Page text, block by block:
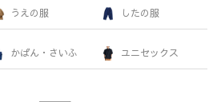
うえの服 したの服
かばん・さいふ ユニセックス